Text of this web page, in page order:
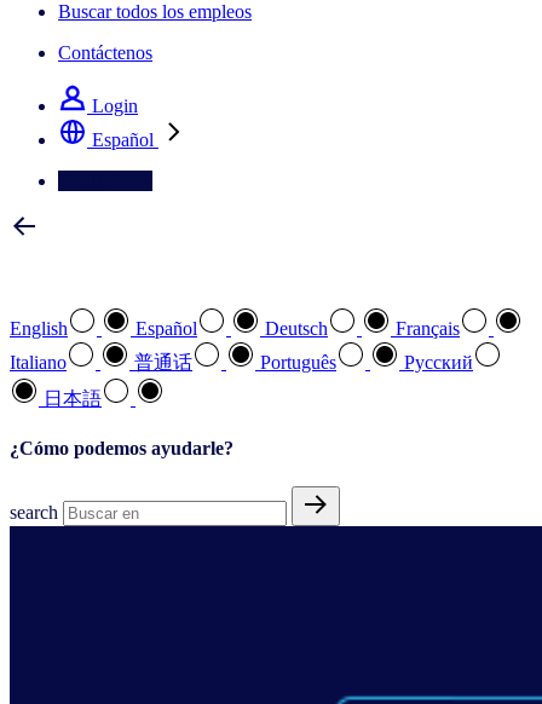
Buscar todos los empleos
Contáctenos
Login
Español
English Español Deutsch
Français
Italiano
普通话 Português
Pусский
日本語
¿Cómo podemos ayudarle?
search